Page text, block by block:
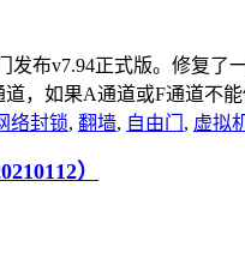
门发布v7.94正式版。修复
，如果A通道或F通道不
络封锁, 翻墙, 自由门 , 虚拟
）